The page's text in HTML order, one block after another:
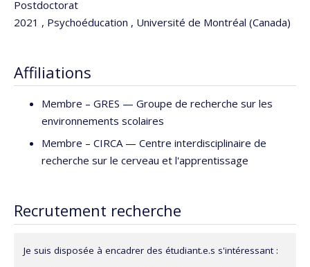
Postdoctorat
2021 , Psychoéducation , Université de Montréal (Canada)
Affiliations
Membre – GRES — Groupe de recherche sur les
environnements scolaires
Membre – CIRCA — Centre interdisciplinaire de
recherche sur le cerveau et l'apprentissage
Recrutement recherche
Je suis disposée à encadrer des étudiant.e.s s'intéressant :